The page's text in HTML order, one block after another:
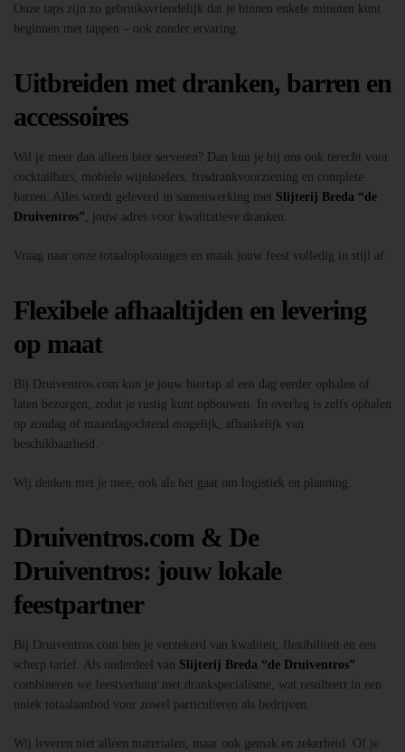
Onze taps zijn zo gebruiksvriendelijk dat je binnen enkele minuten kunt
beginnen met tappen – ook zonder ervaring.
Uitbreiden met dranken, barren en
accessoires
Wil je meer dan alleen bier serveren? Dan kun je bij ons ook terecht voor
cocktailbars, mobiele wijnkoelers, frisdrankvoorziening en complete
barren. Alles wordt geleverd in samenwerking met Slijterij Breda “de
Druiventros” , jouw adres voor kwalitatieve dranken.
Vraag naar onze totaaloplossingen en maak jouw feest volledig in stijl af.
Flexibele afhaaltijden en levering
op maat
Bij Druiventros.com kun je jouw biertap al een dag eerder ophalen of
laten bezorgen, zodat je rustig kunt opbouwen. In overleg is zelfs ophalen
op zondag of maandagochtend mogelijk, afhankelijk van
beschikbaarheid.
Wij denken met je mee, ook als het gaat om logistiek en planning.
Druiventros.com & De
Druiventros: jouw lokale
feestpartner
Bij Druiventros.com ben je verzekerd van kwaliteit, flexibiliteit en een
scherp tarief. Als onderdeel van Slijterij Breda “de Druiventros”
combineren we feestverhuur met drankspecialisme, wat resulteert in een
uniek totaalaanbod voor zowel particulieren als bedrijven.
Wij leveren niet alleen materialen, maar ook gemak en zekerheid. Of je